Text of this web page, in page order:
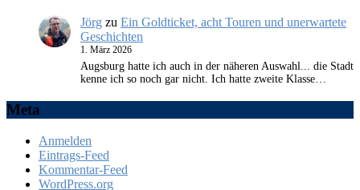
Jörg zu Ein Goldticket, acht Touren und unerwartete
Geschichten
1. März 2026
Augsburg hatte ich auch in der näheren Auswahl... die Stadt
kenne ich so noch gar nicht. Ich hatte zweite Klasse…
Meta
Anmelden
Eintrags-Feed
Kommentar-Feed
WordPress.org